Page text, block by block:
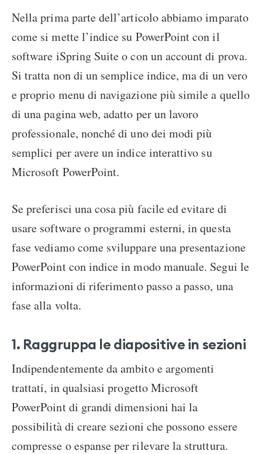
Nella prima parte dell’articolo abbiamo imparato
come si mette l’indice su PowerPoint con il
software iSpring Suite o con un account di prova.
Si tratta non di un semplice indice, ma di un vero
e proprio menu di navigazione più simile a quello
di una pagina web, adatto per un lavoro
professionale, nonché di uno dei modi più
semplici per avere un indice interattivo su
Microsoft PowerPoint.
Se preferisci una cosa più facile ed evitare di
usare software o programmi esterni, in questa
fase vediamo come sviluppare una presentazione
PowerPoint con indice in modo manuale. Segui le
informazioni di riferimento passo a passo, una
fase alla volta.
1. Raggruppa le diapositive in sezioni
Indipendentemente da ambito e argomenti
trattati, in qualsiasi progetto Microsoft
PowerPoint di grandi dimensioni hai la
possibilità di creare sezioni che possono essere
compresse o espanse per rilevare la struttura.